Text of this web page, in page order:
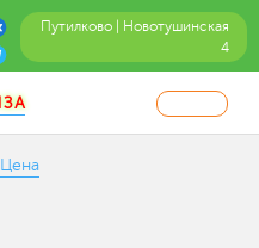
Путилково | Новотушинская
4
Цена